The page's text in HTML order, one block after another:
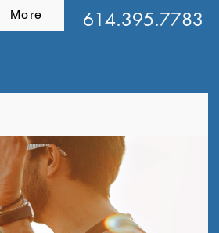
More 614.395.7783